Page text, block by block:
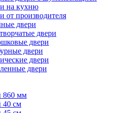
на кухню
от производителя
двери
двери
двери
двери
двери
двери
860 мм
40 см